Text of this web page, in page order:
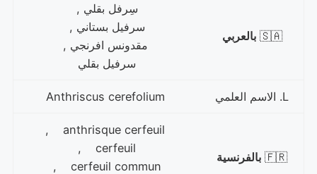
🇸🇦 بالعربي
سِرفل بقلي ,
سرفيل بستاني ,
مقدونس افرنجي ,
سرفيل بقلي
L. الاسم العلمي
🇫🇷 بالفرنسية
cerfeuil ,
cerfeuil commun ,